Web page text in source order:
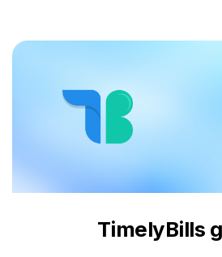
TimelyBills